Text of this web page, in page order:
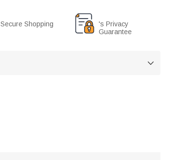
Secure Shopping
's Privacy
Guarantee
